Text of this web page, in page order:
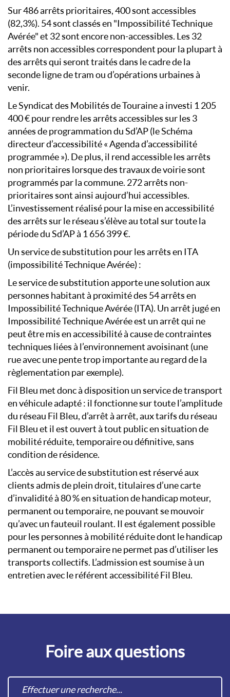
Sur 486 arrêts prioritaires, 400 sont accessibles
(82,3%). 54 sont classés en "Impossibilité Technique
Avérée" et 32 sont encore non-accessibles. Les 32
arrêts non accessibles correspondent pour la plupart à
des arrêts qui seront traités dans le cadre de la
seconde ligne de tram ou d’opérations urbaines à
venir.
Le Syndicat des Mobilités de Touraine a investi 1 205
400 € pour rendre les arrêts accessibles sur les 3
années de programmation du Sd’AP (le Schéma
directeur d’accessibilité « Agenda d’accessibilité
programmée »). De plus, il rend accessible les arrêts
non prioritaires lorsque des travaux de voirie sont
programmés par la commune. 272 arrêts non-
prioritaires sont ainsi aujourd’hui accessibles.
L’investissement réalisé pour la mise en accessibilité
des arrêts sur le réseau s’élève au total sur toute la
période du Sd’AP à 1 656 399 €.
Un service de substitution pour les arrêts en ITA
(impossibilité Technique Avérée) :
Le service de substitution apporte une solution aux
personnes habitant à proximité des 54 arrêts en
Impossibilité Technique Avérée (ITA). Un arrêt jugé en
Impossibilité Technique Avérée est un arrêt qui ne
peut être mis en accessibilité à cause de contraintes
techniques liées à l’environnement avoisinant (une
rue avec une pente trop importante au regard de la
règlementation par exemple).
Fil Bleu met donc à disposition un service de transport
en véhicule adapté : il fonctionne sur toute l’amplitude
du réseau Fil Bleu, d’arrêt à arrêt, aux tarifs du réseau
Fil Bleu et il est ouvert à tout public en situation de
mobilité réduite, temporaire ou définitive, sans
condition de résidence.
L’accès au service de substitution est réservé aux
clients admis de plein droit, titulaires d’une carte
d’invalidité à 80 % en situation de handicap moteur,
permanent ou temporaire, ne pouvant se mouvoir
qu’avec un fauteuil roulant. Il est également possible
pour les personnes à mobilité réduite dont le handicap
permanent ou temporaire ne permet pas d’utiliser les
transports collectifs. L’admission est soumise à un
entretien avec le référent accessibilité Fil Bleu.
Foire aux questions